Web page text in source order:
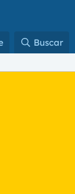
Buscar